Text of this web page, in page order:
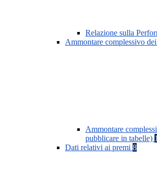
Relazione sulla
Ammontare complessivo
Ammontare
pubblicare in tabelle)
Dati relativi ai premi 8